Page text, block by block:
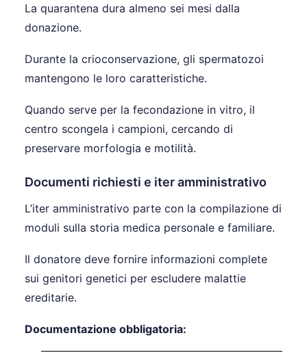
La quarantena dura almeno sei mesi dalla
donazione.
Durante la crioconservazione, gli spermatozoi
mantengono le loro caratteristiche.
Quando serve per la fecondazione in vitro, il
centro scongela i campioni, cercando di
preservare morfologia e motilità.
Documenti richiesti e iter amministrativo
L’iter amministrativo parte con la compilazione di
moduli sulla storia medica personale e familiare.
Il donatore deve fornire informazioni complete
sui genitori genetici per escludere malattie
ereditarie.
Documentazione obbligatoria: